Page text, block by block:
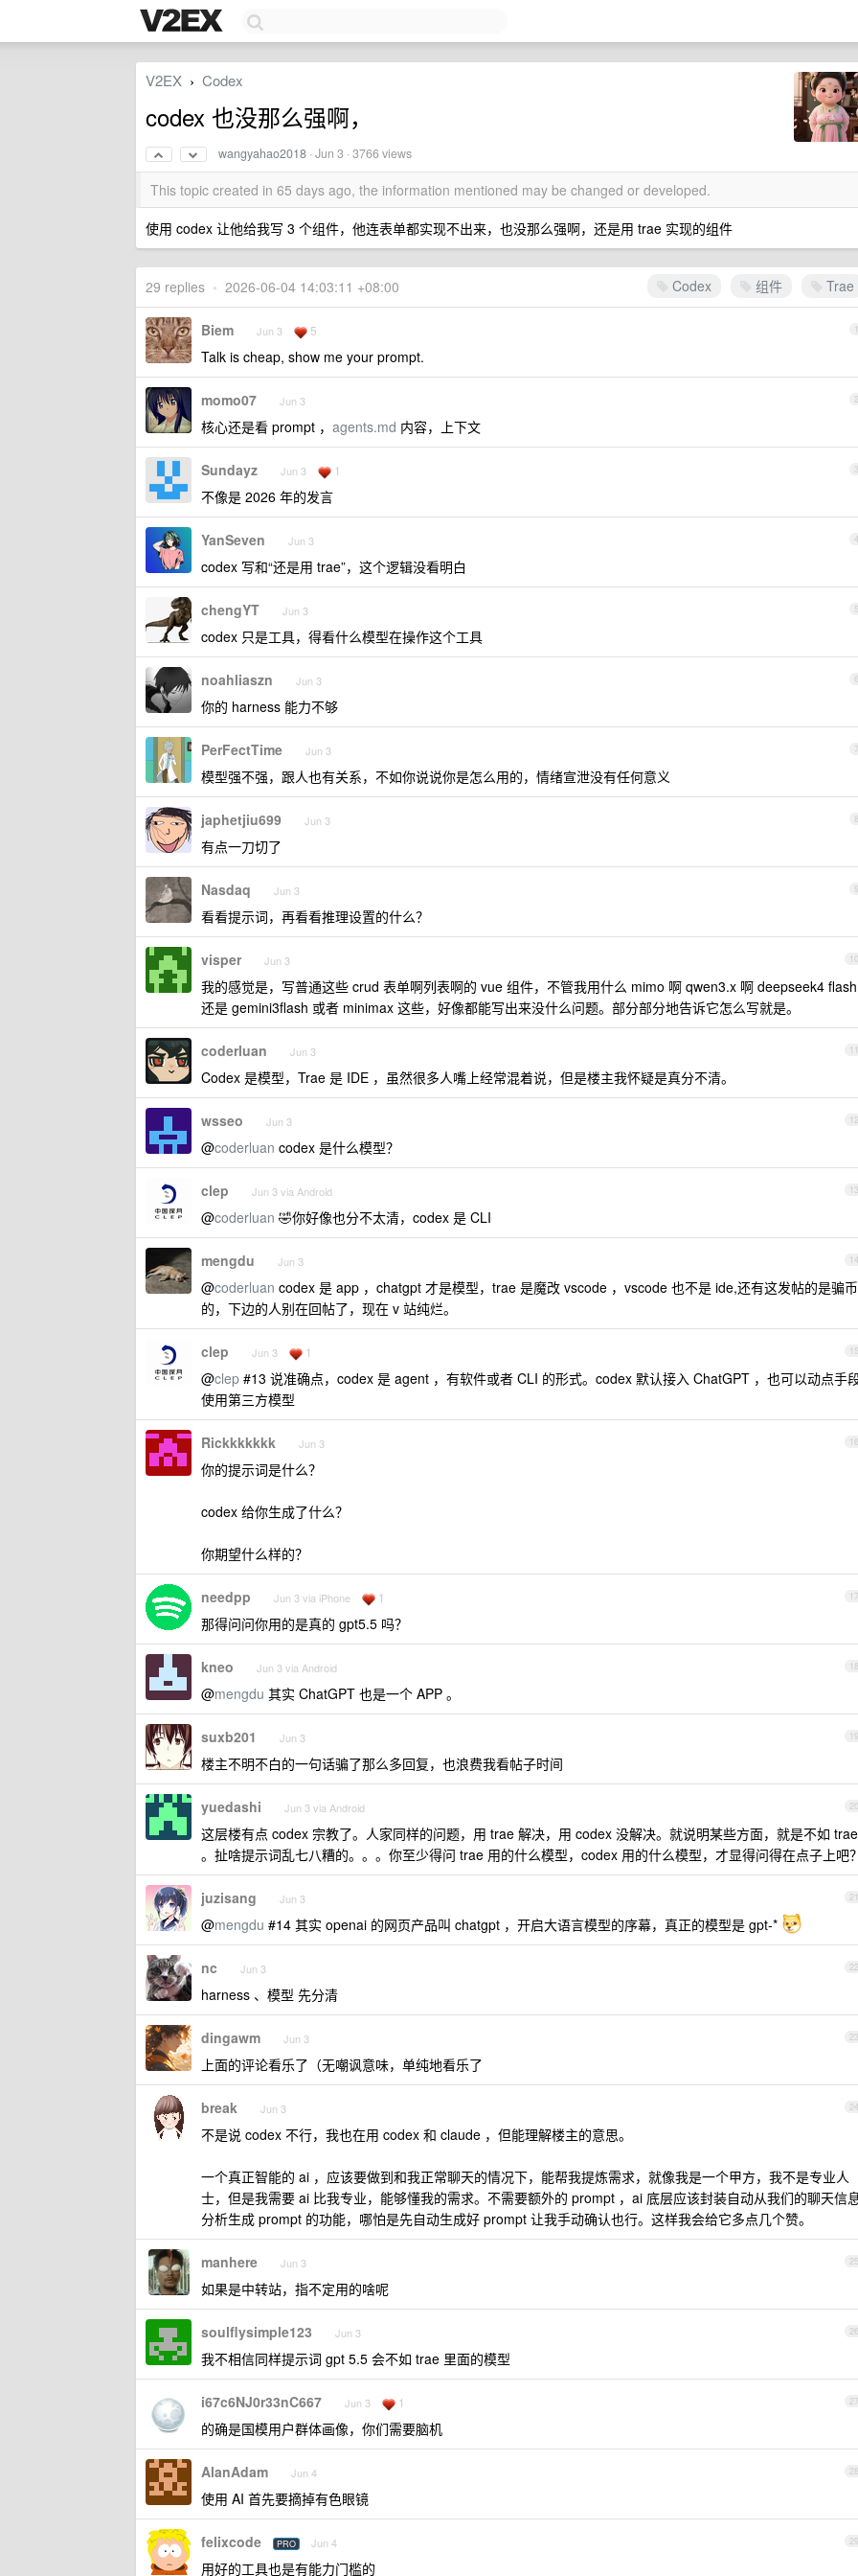
V2EX › Codex
codex 也没那么强啊，
wangyahao2018 ·Jun 3 · 3766 views
This topic created in 65 days ago, the information mentioned may be changed or developed.
使用 codex 让他给我写 3 个组件，他连表单都实现不出来，也没那么强啊，还是用 trae 实现的组件
Codex 组件 Trae
29 replies • 2026-06-04 14:03:11 +08:00
1
Biem Jun 3 5
Talk is cheap, show me your prompt.
2
momo07 Jun 3
核心还是看 prompt ， agents.md 内容，上下文
3
Sundayz Jun 3 1
不像是 2026 年的发言
4
YanSeven Jun 3
codex 写和“还是用 trae”，这个逻辑没看明白
5
chengYT Jun 3
codex 只是工具，得看什么模型在操作这个工具
6
noahliaszn Jun 3
你的 harness 能力不够
7
PerFectTime Jun 3
模型强不强，跟人也有关系，不如你说说你是怎么用的，情绪宣泄没有任何意义
8
japhetjiu699 Jun 3
有点一刀切了
9
Nasdaq Jun 3
看看提示词，再看看推理设置的什么？
10
visper Jun 3
我的感觉是，写普通这些 crud 表单啊列表啊的 vue 组件，不管我用什么 mimo 啊 qwen3.x 啊 deepseek4 flash
还是 gemini3flash 或者 minimax 这些，好像都能写出来没什么问题。部分部分地告诉它怎么写就是。
11
coderluan Jun 3
Codex 是模型，Trae 是 IDE ，虽然很多人嘴上经常混着说，但是楼主我怀疑是真分不清。
12
wsseo Jun 3
@coderluan codex 是什么模型？
13
clep Jun 3 via Android
@coderluan 🤣你好像也分不太清，codex 是 CLI
14
mengdu Jun 3
@coderluan codex 是 app ，chatgpt 才是模型，trae 是魔改 vscode ，vscode 也不是 ide,还有这发帖的是骗币
的，下边的人别在回帖了，现在 v 站纯烂。
15
clep Jun 3 1
@clep #13 说准确点，codex 是 agent ，有软件或者 CLI 的形式。codex 默认接入 ChatGPT ，也可以动点手
使用第三方模型
16
Rickkkkkkk Jun 3
你的提示词是什么？
codex 给你生成了什么？
你期望什么样的？
17
needpp Jun 3 via iPhone 1
那得问问你用的是真的 gpt5.5 吗？
18
kneo Jun 3 via Android
@mengdu 其实 ChatGPT 也是一个 APP 。
19
suxb201 Jun 3
楼主不明不白的一句话骗了那么多回复，也浪费我看帖子时间
20
yuedashi Jun 3 via Android
这层楼有点 codex 宗教了。人家同样的问题，用 trae 解决，用 codex 没解决。就说明某些方面，就是不如 trae
。扯啥提示词乱七八糟的。。。你至少得问 trae 用的什么模型，codex 用的什么模型，才显得问得在点子上吧？
21
juzisang Jun 3
@mengdu #14 其实 openai 的网页产品叫 chatgpt ，开启大语言模型的序幕，真正的模型是 gpt-*
22
nc Jun 3
harness 、模型 先分清
23
dingawm Jun 3
上面的评论看乐了（无嘲讽意味，单纯地看乐了
24
break Jun 3
不是说 codex 不行，我也在用 codex 和 claude ，但能理解楼主的意思。
一个真正智能的 ai ，应该要做到和我正常聊天的情况下，能帮我提炼需求，就像我是一个甲方，我不是专业人
士，但是我需要 ai 比我专业，能够懂我的需求。不需要额外的 prompt ，ai 底层应该封装自动从我们的聊天信
分析生成 prompt 的功能，哪怕是先自动生成好 prompt 让我手动确认也行。这样我会给它多点几个赞。
25
manhere Jun 3
如果是中转站，指不定用的啥呢
26
soulflysimple123 Jun 3
我不相信同样提示词 gpt 5.5 会不如 trae 里面的模型
27
i67c6NJ0r33nC667 Jun 3 1
的确是国模用户群体画像，你们需要脑机
28
AlanAdam Jun 4
使用 AI 首先要摘掉有色眼镜
29
felixcode PRO Jun 4
用好的工具也是有能力门槛的